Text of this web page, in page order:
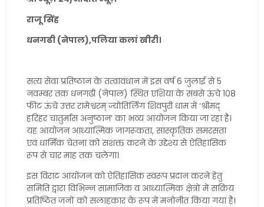
राजू सिंह
धनगढी (नेपाल),पलिया कलां खीरी।
सत्य सेवा प्रतिष्ठान के तत्वावधान में इस वर्ष 6 जुलाई से 5
नवम्बर तक धनगढी (नेपाल) स्थित एशिया के सबसे ऊंचे 108
फीट ऊंचे उत्तर रामेश्वरम् ज्योतिर्लिंग शिवपुरी धाम में ‘श्रीमद्
हरिहर चातुर्मास अनुष्ठान’ का भव्य आयोजन किया जा रहा है।
यह आयोजन आध्यात्मिक जागरूकता, सांस्कृतिक समरसता
एवं धार्मिक चेतना को सशक्त करने के उद्देश्य से ऐतिहासिक
रूप से चार माह तक चलेगा।
इस विराट आयोजन को ऐतिहासिक स्वरूप प्रदान करने हेतु
समिति द्वारा विभिन्न सामाजिक व आध्यात्मिक क्षेत्रों में सक्रिय
प्रतिष्ठित जनों को सलाहकार के रूप में मनोनीत किया गया है।